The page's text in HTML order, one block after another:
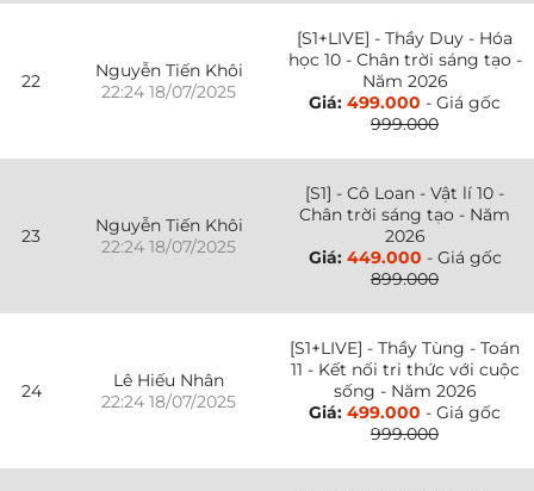
22
Nguyễn Tiến Khôi
22:24 18/07/2025
[S1+LIVE] - Thầy Duy - Hóa
học 10 - Chân trời sáng tạo -
Năm 2026
Giá: 499.000 - Giá gốc
999.000
23
Nguyễn Tiến Khôi
22:24 18/07/2025
[S1] - Cô Loan - Vật lí 10 -
Chân trời sáng tạo - Năm
2026
Giá: 449.000 - Giá gốc
899.000
24
Lê Hiếu Nhân
22:24 18/07/2025
[S1+LIVE] - Thầy Tùng - Toán
11 - Kết nối tri thức với cuộc
sống - Năm 2026
Giá: 499.000 - Giá gốc
999.000